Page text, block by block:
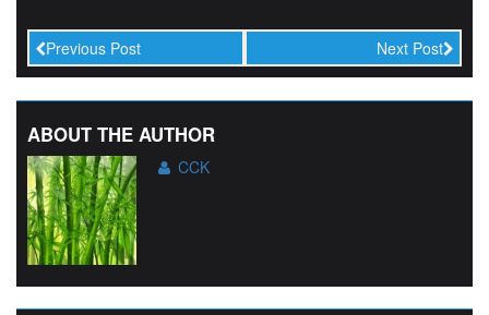
Previous Post Next Post
ABOUT THE AUTHOR
CCK